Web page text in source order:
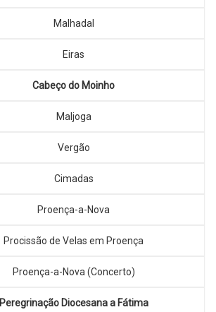
Malhadal
Eiras
Cabeço do Moinho
Maljoga
Vergão
Cimadas
Proença-a-Nova
Procissão de Velas em Proença
Proença-a-Nova (Concerto)
Peregrinação Diocesana a Fátima